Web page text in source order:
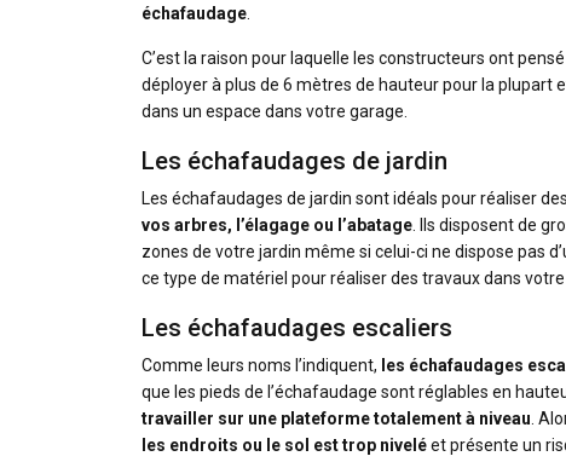
échafaudage.
C’est la raison pour laquelle les constructeurs ont
déployer à plus de 6 mètres de hauteur pour la
dans un espace dans votre garage.
Les échafaudages de jardin
Les échafaudages de jardin sont idéals pour réaliser
vos arbres, l’élagage ou l’abatage. Ils disposent de
zones de votre jardin même si celui-ci ne dispose pas
ce type de matériel pour réaliser des travaux dans votre
Les échafaudages escaliers
Comme leurs noms l’indiquent, les échafaudages
que les pieds de l’échafaudage sont réglables en
travailler sur une plateforme totalement à niveau.
les endroits ou le sol est trop niveléet présente un